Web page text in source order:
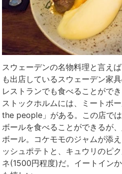
スウェーデンの名物料理と言え
も出店しているスウェーデン家
レストランでも食べることがで
ストックホルムには、ミートボ
the people」がある。この店で
ボールを食べることができるが
ボール。コケモモのジャムが添
ッシュポテトと、キュウリのピ
ネ(1500円程度)だ。イートイン